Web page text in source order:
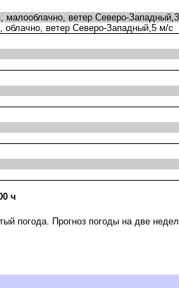
ветер Северо-
ветер Северо-Западный,5 м/с
ч
погода. Прогноз погоды на две